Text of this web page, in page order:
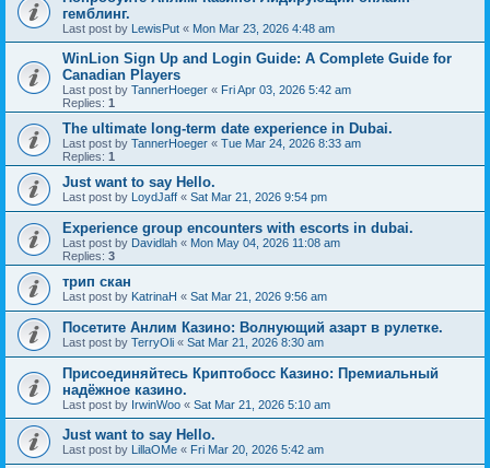
гемблинг.
Last post by LewisPut « Mon Mar 23, 2026 4:48 am
WinLion Sign Up and Login Guide: A Complete Guide for
Canadian Players
Last post by TannerHoeger « Fri Apr 03, 2026 5:42 am
Replies: 1
The ultimate long-term date experience in Dubai.
Last post by TannerHoeger « Tue Mar 24, 2026 8:33 am
Replies: 1
Just want to say Hello.
Last post by LoydJaff « Sat Mar 21, 2026 9:54 pm
Experience group encounters with escorts in dubai.
Last post by Davidlah « Mon May 04, 2026 11:08 am
Replies: 3
трип скан
Last post by KatrinaH « Sat Mar 21, 2026 9:56 am
Посетите Анлим Казино: Волнующий азарт в рулетке.
Last post by TerryOli « Sat Mar 21, 2026 8:30 am
Присоединяйтесь Криптобосс Казино: Премиальный
надёжное казино.
Last post by IrwinWoo « Sat Mar 21, 2026 5:10 am
Just want to say Hello.
Last post by LillaOMe « Fri Mar 20, 2026 5:42 am